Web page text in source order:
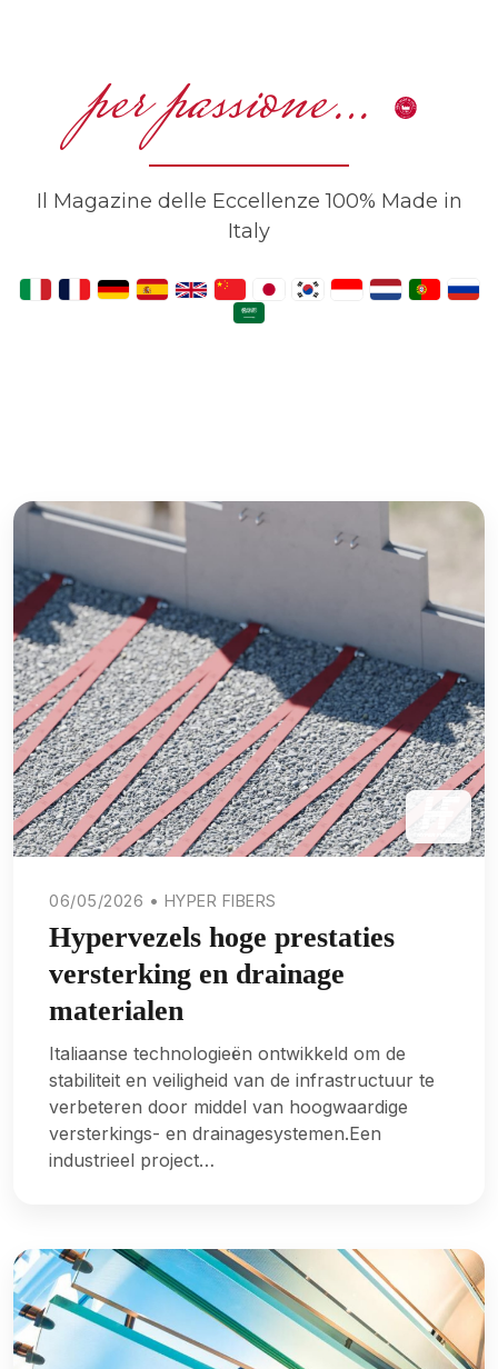
per passione…
Il Magazine delle Eccellenze 100% Made in
Italy
06/05/2026 • HYPER FIBERS
Hypervezels hoge prestaties
versterking en drainage
materialen
Italiaanse technologieën ontwikkeld om de
stabiliteit en veiligheid van de infrastructuur te
verbeteren door middel van hoogwaardige
versterkings- en drainagesystemen.Een
industrieel project…